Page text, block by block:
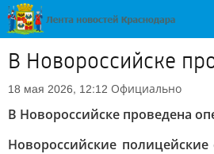
В Новороссийске
18 мая 2026, 12:12 Официально
В Новороссийске проведена
Новороссийские